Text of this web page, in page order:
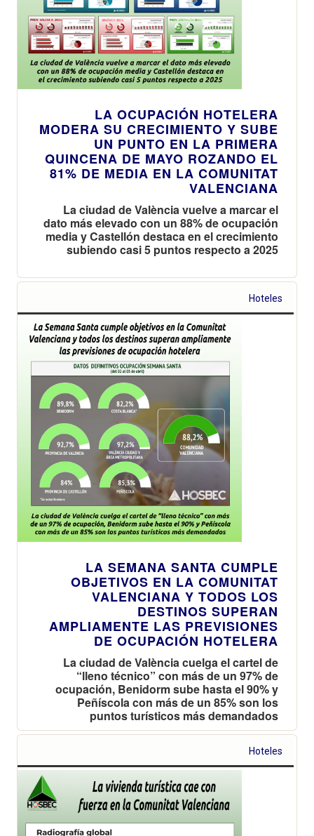
LA OCUPACIÓN HOTELERA
MODERA SU CRECIMIENTO Y SUBE
UN PUNTO EN LA PRIMERA
QUINCENA DE MAYO ROZANDO EL
81% DE MEDIA EN LA COMUNITAT
VALENCIANA
La ciudad de València vuelve a marcar el
dato más elevado con un 88% de ocupación
media y Castellón destaca en el crecimiento
subiendo casi 5 puntos respecto a 2025
Hoteles
LA SEMANA SANTA CUMPLE
OBJETIVOS EN LA COMUNITAT
VALENCIANA Y TODOS LOS
DESTINOS SUPERAN
AMPLIAMENTE LAS PREVISIONES
DE OCUPACIÓN HOTELERA
La ciudad de València cuelga el cartel de
“lleno técnico” con más de un 97% de
ocupación, Benidorm sube hasta el 90% y
Peñíscola con más de un 85% son los
puntos turísticos más demandados
Hoteles